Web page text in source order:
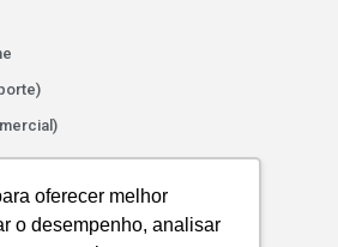
oferecer melhor
o desempenho, analisar
às 18h.